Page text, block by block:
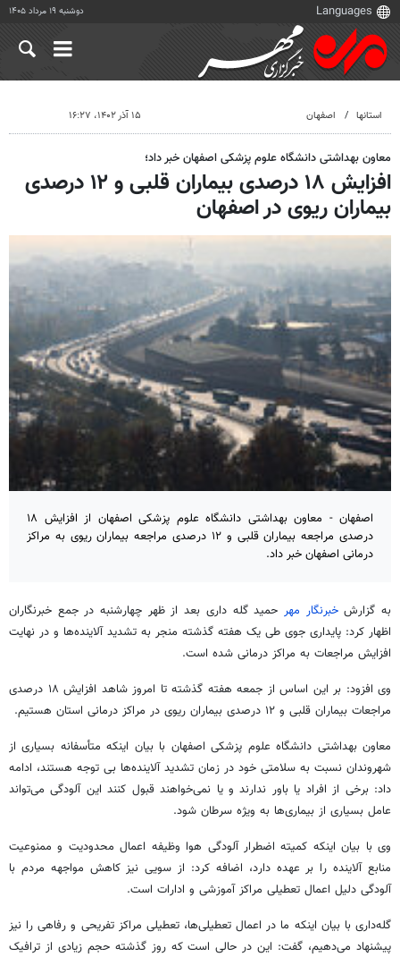
دوشنبه ۱۹ مرداد ۱۴۰۵
استانها اصفهان ۱۵ آذر ۱۴۰۲، ۱۶:۲۷
معاون بهداشتی دانشگاه علوم پزشکی اصفهان خبر داد؛
افزایش ۱۸ درصدی بیماران قلبی و ۱۲ درصدی
بیماران ریوی در اصفهان
اصفهان - معاون بهداشتی دانشگاه علوم پزشکی اصفهان از افزایش ۱۸
درصدی مراجعه بیماران قلبی و ۱۲ درصدی مراجعه بیماران ریوی به مراکز
درمانی اصفهان خبر داد.
به گزارشخبرنگار مهر حمید گله داری بعد از ظهر چهارشنبه در جمع خبرنگاران
اظهار کرد: پایداری جوی طی یک هفته گذشته منجر به تشدید آلاینده‌ها و در نهایت
افزایش مراجعات به مراکز درمانی شده است.
وی افزود: بر این اساس از جمعه هفته گذشته تا امروز شاهد افزایش ۱۸ درصدی
مراجعات بیماران قلبی و ۱۲ درصدی بیماران ریوی در مراکز درمانی استان هستیم.
معاون بهداشتی دانشگاه علوم پزشکی اصفهان با بیان اینکه متأسفانه بسیاری از
شهروندان نسبت به سلامتی خود در زمان تشدید آلاینده‌ها بی توجه هستند، ادامه
داد: برخی از افراد یا باور ندارند و یا نمی‌خواهند قبول کنند این آلودگی می‌تواند
عامل بسیاری از بیماری‌ها به ویژه سرطان شود.
وی با بیان اینکه کمیته اضطرار آلودگی هوا وظیفه اعمال محدودیت و ممنوعیت
منابع آلاینده را بر عهده دارد، اضافه کرد: از سویی نیز کاهش مواجهه مردم با
آلودگی دلیل اعمال تعطیلی مراکز آموزشی و ادارات است.
گله‌داری با بیان اینکه ما در اعمال تعطیلی‌ها، تعطیلی مراکز تفریحی و رفاهی را نیز
پیشنهاد می‌دهیم، گفت: این در حالی است که روز گذشته حجم زیادی از ترافیک